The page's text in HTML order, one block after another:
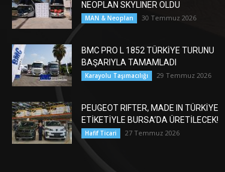
NEOPLAN SKYLINER OLDU
MAN & Neoplan 30 Temmuz 2026
BMC PRO L 1852 TÜRKİYE TURUNU
BAŞARIYLA TAMAMLADI
Karayolu Taşımacılığı 29 Temmuz 2026
PEUGEOT RIFTER, MADE IN TÜRKİYE
ETİKETİYLE BURSA’DA ÜRETİLECEK!
Hafif Ticari 27 Temmuz 2026